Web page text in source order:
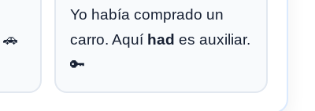
Yo había comprado un
carro. Aquí had es auxiliar.
🔑